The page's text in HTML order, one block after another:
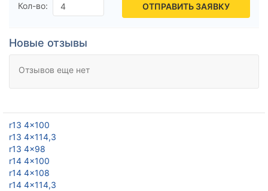
Кол-во: ОТПРАВИТЬ ЗАЯВКУ
Новые отзывы
Отзывов еще нет
r13 4x100
r13 4x114,3
r13 4x98
r14 4x100
r14 4x108
r14 4x114,3